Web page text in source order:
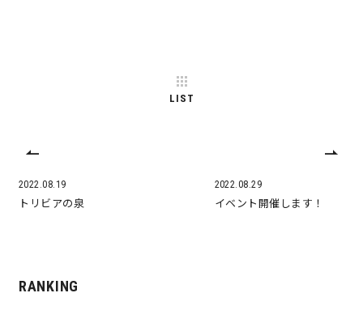
2022.08.19
トリビアの泉
LIST
2022.08.29
イベント開催します！
RANKING